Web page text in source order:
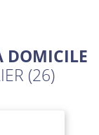
DOMICILE
(26)